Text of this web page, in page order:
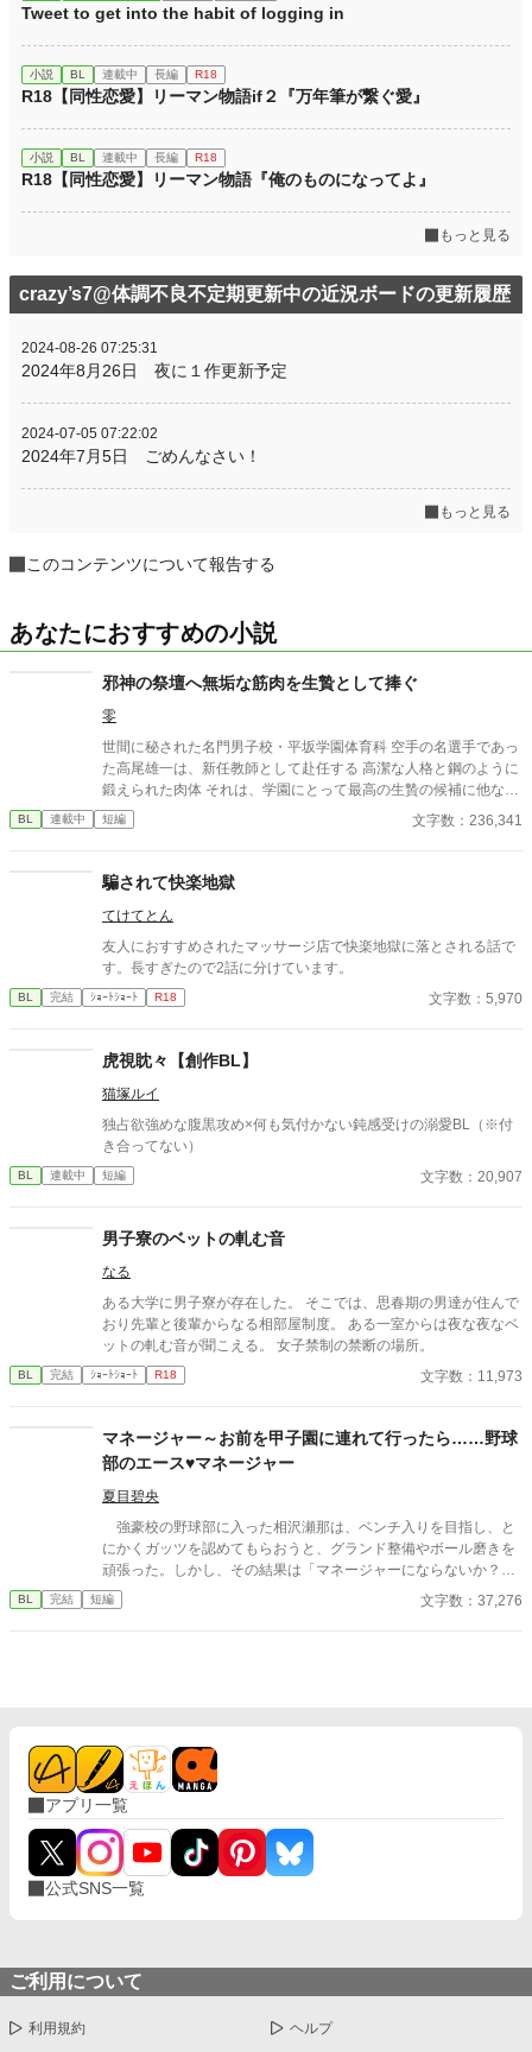
Tweet to get into the habit of logging in
小説 BL 連載中 長編 R18
R18【同性恋愛】リーマン物語if２『万年筆が繋ぐ愛』
小説 BL 連載中 長編 R18
R18【同性恋愛】リーマン物語『俺のものになってよ』
もっと見る
crazy’s7@体調不良不定期更新中の近況ボードの更新履歴
2024-08-26 07:25:31
2024年8月26日 夜に１作更新予定
2024-07-05 07:22:02
2024年7月5日 ごめんなさい！
もっと見る
このコンテンツについて報告する
あなたにおすすめの小説
邪神の祭壇へ無垢な筋肉を生贄として捧ぐ
零
世間に秘された名門男子校・平坂学園体育科 空手の名選手であっ
た高尾雄一は、新任教師として赴任する 高潔な人格と鋼のように
鍛えられた肉体 それは、学園にとって最高の生贄の候補に他なら
なかった 至高の筋肉を持つ、精神を削られ意志をなくした青年を
太古の神に捧げるため、“水”、“風”、“土”の信奉者達が暗躍する 意
校で繰り広げられるダークファンタジー
BL 連載中 短編 文字数：236,341
騙されて快楽地獄
てけてとん
友人におすすめされたマッサージ店で快楽地獄に落とされる話で
す。長すぎたので2話に分けています。
BL 完結 ｼｮｰﾄｼｮｰﾄ R18 文字数：5,970
虎視眈々【創作BL】
猫塚ルイ
独占欲強めな腹黒攻め×何も気付かない鈍感受けの溺愛BL（※付
き合ってない）
BL 連載中 短編 文字数：20,907
男子寮のベットの軋む音
なる
ある大学に男子寮が存在した。 そこでは、思春期の男達が住んで
おり先輩と後輩からなる相部屋制度。 ある一室からは夜な夜なベ
ットの軋む音が聞こえる。 女子禁制の禁断の場所。
BL 完結 ｼｮｰﾄｼｮｰﾄ R18 文字数：11,973
マネージャー～お前を甲子園に連れて行ったら……野球
部のエース♥マネージャー
夏目碧央
強豪校の野球部に入った相沢瀬那は、ベンチ入りを目指し、と
にかくガッツを認めてもらおうと、グランド整備やボール磨きを
頑張った。しかし、その結果は「マネージャーにならないか？」
という監督からの言葉。瀬那は葛藤の末、マネージャーに転身す
る。 一方、才能溢れるピッチャーの戸田遼悠。瀬那は遼悠の才
BL 完結 短編 文字数：37,276
アプリ一覧
公式SNS一覧
ご利用について
利用規約 ヘルプ